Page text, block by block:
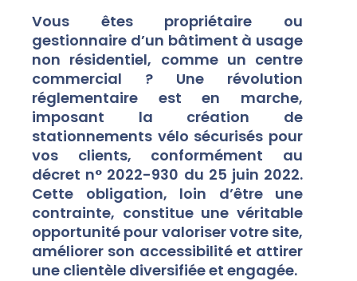
Vous êtes propriétaire ou
gestionnaire d’un bâtiment à usage
non résidentiel, comme un centre
commercial ? Une révolution
réglementaire est en marche,
imposant la création de
stationnements vélo sécurisés pour
vos clients, conformément au
décret n° 2022-930 du 25 juin 2022.
Cette obligation, loin d’être une
contrainte, constitue une véritable
opportunité pour valoriser votre site,
améliorer son accessibilité et attirer
une clientèle diversifiée et engagée.